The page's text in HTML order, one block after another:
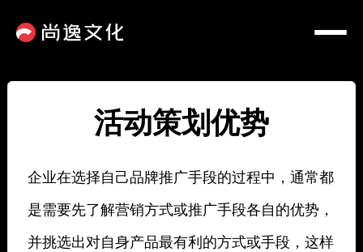
活动策划优势
企业在选择自己品牌推广手段的过程中，通常都
是需要先了解营销方式或推广手段各自的优势，
并挑选出对自身产品最有利的方式或手段，这样